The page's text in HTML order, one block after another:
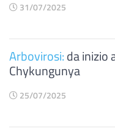
31/07/2025
Arbovirosi:da inizio
Chykungunya
25/07/2025